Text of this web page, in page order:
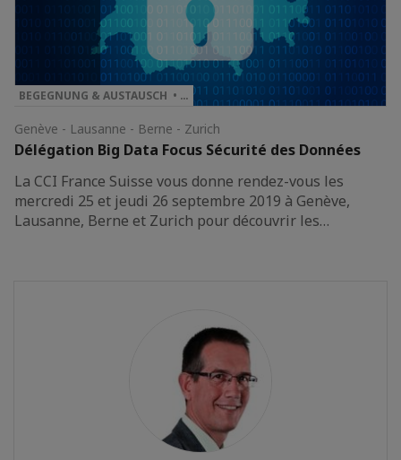
BEGEGNUNG & AUSTAUSCH • …
Genève - Lausanne - Berne - Zurich
Délégation Big Data Focus Sécurité des Données
La CCI France Suisse vous donne rendez-vous les
mercredi 25 et jeudi 26 septembre 2019 à Genève,
Lausanne, Berne et Zurich pour découvrir les…